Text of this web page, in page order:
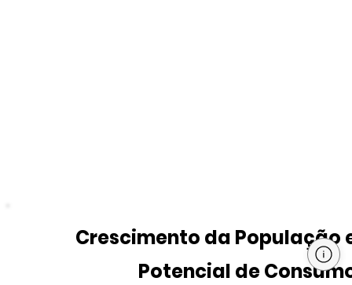
Crescimento da População
Potencial de